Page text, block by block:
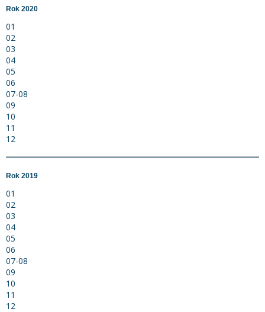
Rok 2020
01
02
03
04
05
06
07-08
09
10
11
12
Rok 2019
01
02
03
04
05
06
07-08
09
10
11
12